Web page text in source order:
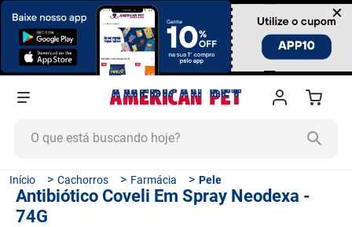
×
Cachorros Farmácia Pele
Antibiótico Coveli Em Spray Neodexa -
74G
TERMOS MAIS BUSCADOS
1º
ração cachorro